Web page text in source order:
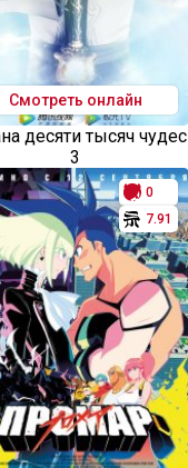
Смотреть онлайн
десяти тысяч чудес
3
0
7.91